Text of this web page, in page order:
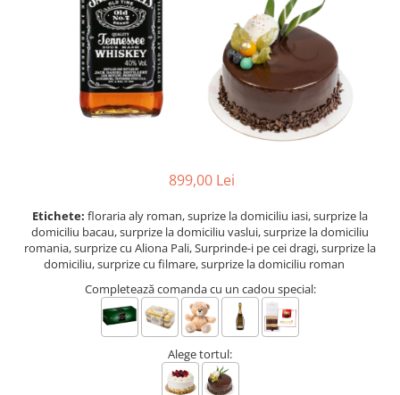
BUCHETE IRISI
BUCHETE LALELE
BUCHETE LISIANTHUS
BUCHETE MARI
BUCHETE PENTRU BĂRBAȚI
BUCHETE TRANDAFIRI
DE TRANDAFIRI ALBASTRI
DE TRANDAFIRI ALBI
DE TRANDAFIRI GALBENI
DE TRANDAFIRI MOV
DE TRANDAFIRI MULTICOLORI
DE TRANDAFIRI PORTOCALII
COȘURI SF. VALENTIN
COȘURI TRANDAFIRI
899,00 Lei
Etichete: floraria aly roman, suprize la domiciliu iasi, surprize la
domiciliu bacau, surprize la domiciliu vaslui, surprize la domiciliu
romania, surprize cu Aliona Pali, Surprinde-i pe cei dragi, surprize la
domiciliu, surprize cu filmare, surprize la domiciliu roman
Completează comanda cu un cadou special:
Alege tortul: